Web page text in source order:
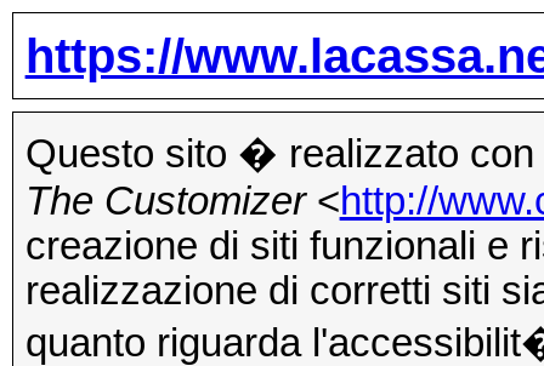
https://
Questo sito � realizzato con
The Customizer<http://
creazione di siti funzionali e
realizzazione di corretti siti
quanto riguarda